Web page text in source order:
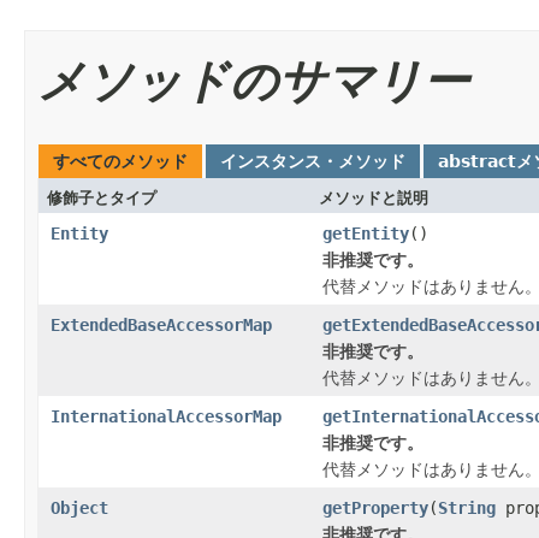
メソッドのサマリー
すべてのメソッド インスタンス・メソッド abstractメ
修飾子とタイプ メソッドと説明
Entity getEntity()
非推奨です。
代替メソッドはありません
ExtendedBaseAccessorMap
非推奨です。
代替メソッドはありません
InternationalAccessorMap
非推奨です。
代替メソッドはありません
Object
getProperty(String
非推奨です。